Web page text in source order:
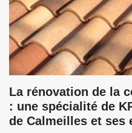
La rénovation de la
: une spécialité de
de Calmeilles et ses